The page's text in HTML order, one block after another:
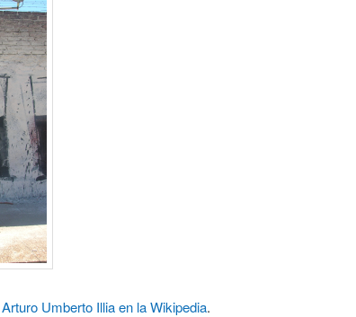
Arturo Umberto Illia en la Wikipedia.